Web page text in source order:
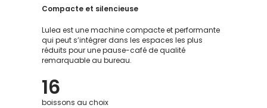
Compacte et silencieuse
Lulea est une machine compacte et performante
qui peut s’intégrer dans les espaces les plus
réduits pour une pause-café de qualité
remarquable au bureau.
16
boissons au choix